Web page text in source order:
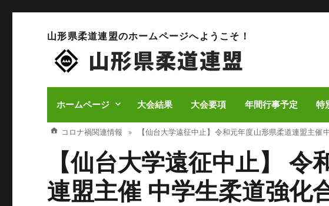
山形県柔道連盟のホームページへようこそ！
ホームページ 大会結果 大会要項 年間行事予定 特
コロナ禍関連情報 【仙台大学遠征中止】 令和元年度 山形県柔道連盟主
【仙台大学遠征中止】
連盟主催 中学生柔道強化